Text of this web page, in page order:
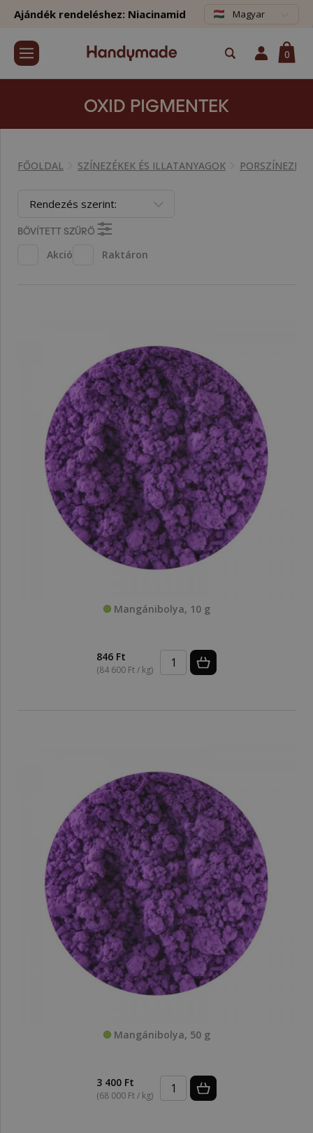
Ajándék rendeléshez: Niacinamid Magyar
0
OXID PIGMENTEK
FŐOLDAL SZÍNEZÉKEK ÉS ILLATANYAGOK
Rendezés szerint:
BŐVÍTETT SZŰRŐ
Akció
Raktáron
Mangánibolya, 10 g
846 Ft
(84 600 Ft / kg)
Mangánibolya, 50 g
3 400 Ft
(68 000 Ft / kg)